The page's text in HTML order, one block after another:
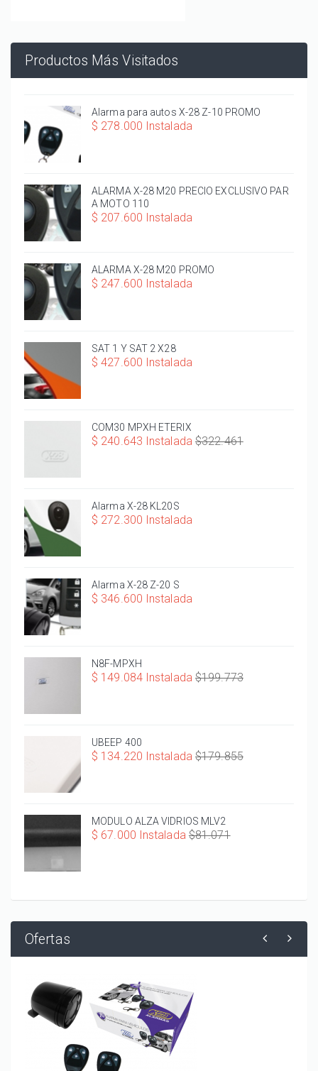
Productos Más Visitados
Alarma para autos X-28 Z-10 PROMO
$ 278.000 Instalada
ALARMA X-28 M20 PRECIO EXCLUSIVO PAR
A MOTO 110
$ 207.600 Instalada
ALARMA X-28 M20 PROMO
$ 247.600 Instalada
SAT 1 Y SAT 2 X28
$ 427.600 Instalada
COM30 MPXH ETERIX
$ 240.643 Instalada $322.461
Alarma X-28 KL20S
$ 272.300 Instalada
Alarma X-28 Z-20 S
$ 346.600 Instalada
N8F-MPXH
$ 149.084 Instalada $199.773
UBEEP 400
$ 134.220 Instalada $179.855
MODULO ALZA VIDRIOS MLV2
$ 67.000 Instalada $81.071
Ofertas